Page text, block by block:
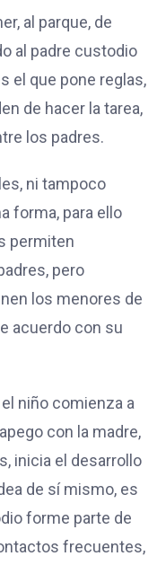
al parque, de
al padre custodio
el que pone reglas,
de hacer la tarea,
los padres.
ni tampoco
forma, para ello
permiten
pero
los menores de
acuerdo con su
niño comienza a
con la madre,
inicia el desarrollo
de sí mismo, es
forme parte de
frecuentes,